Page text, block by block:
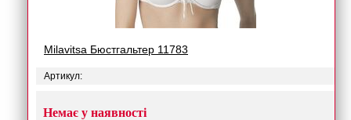
Milavitsa Бюстгальтер 11783
Артикул:
Немає у наявності